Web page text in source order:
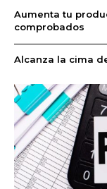
Aumenta tu
comprobados
Alcanza la cima